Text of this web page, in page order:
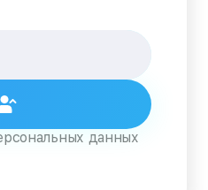
данных